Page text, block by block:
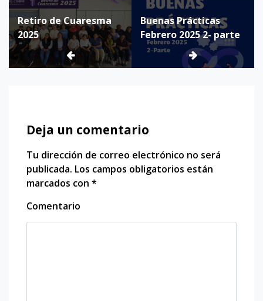
Retiro de Cuaresma
2025
Buenas Prácticas
Febrero 2025 2- parte
Deja un comentario
Tu dirección de correo electrónico no será
publicada. Los campos obligatorios están
marcados con *
Comentario